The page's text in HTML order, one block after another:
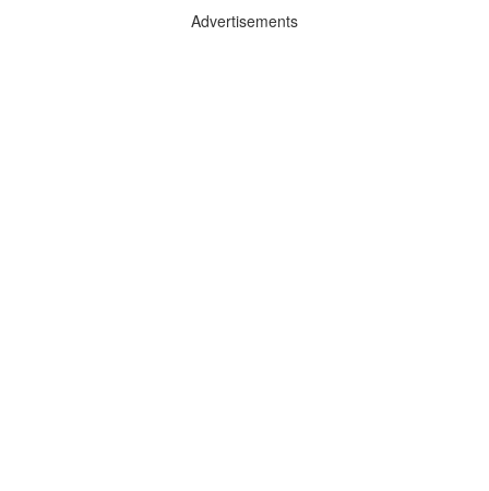
Advertisements